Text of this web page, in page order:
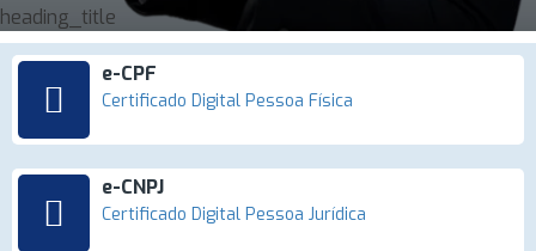
heading_title
e-CPF
Certificado Digital Pessoa Física
e-CNPJ
Certificado Digital Pessoa Jurídica